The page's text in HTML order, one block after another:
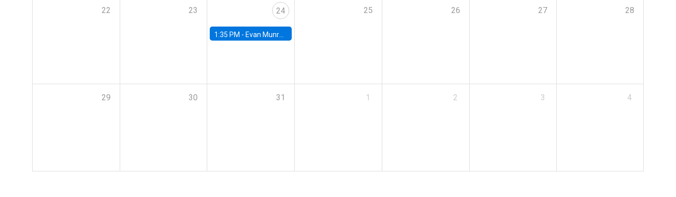
22 23 24
1:35 PM - Evan Munro, Neyman Visiting Assistant Professor in the Department of Statistics at UC Berkeley
25 26 27 28
29 30 31 1 2 3 4